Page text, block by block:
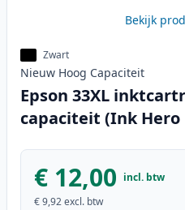
Bekijk
Zwart
Nieuw Hoog Capaciteit
Epson 33XL
capaciteit (Ink Hero
€ 12,00 incl. btw
€ 9,92excl. btw